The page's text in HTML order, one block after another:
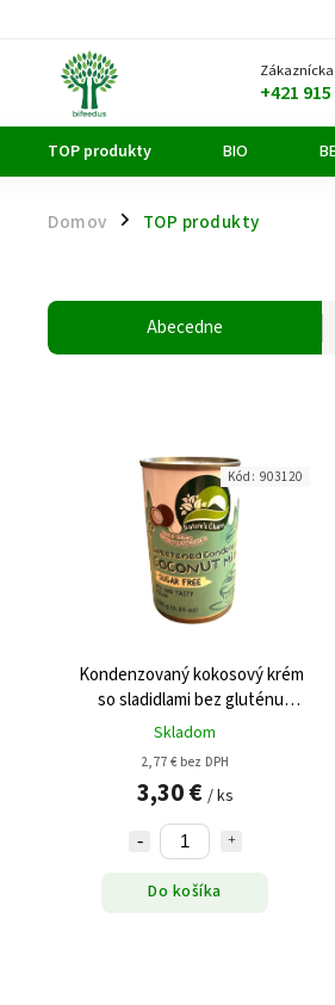
+421
TOP produkty BIO
Domov / TOP produkty
Abecedne
Kondenzovaný kokosový krém
so sladidlami bez gluténu
vegan 180g
Skladom
2,77 € bez DPH
3,30 € / ks
Do košíka
Kód: 903120